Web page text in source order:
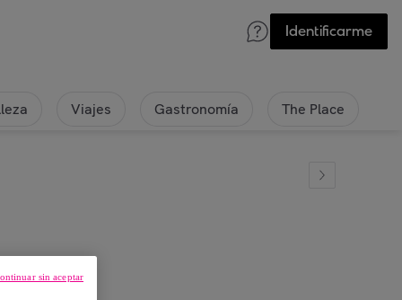
Identificarme
Viajes Gastronomía The Place
sin aceptar